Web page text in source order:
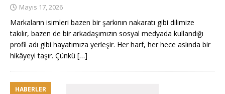
Mayıs 17, 2026
Markaların isimleri bazen bir şarkının nakaratı gibi dilimize
takılır, bazen de bir arkadaşımızın sosyal medyada kullandığı
profil adı gibi hayatımıza yerleşir. Her harf, her hece aslında bir
hikâyeyi taşır. Çünkü […]
HABERLER